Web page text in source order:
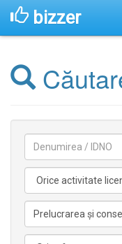
bizzer
licentiata
nelicentiata